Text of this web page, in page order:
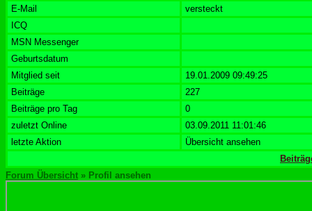
E-Mail
versteckt
ICQ
MSN Messenger
Geburtsdatum
Mitglied seit
19.01.2009 09:49:25
Beiträge
227
Beiträge pro Tag
0
zuletzt Online
03.09.2011 11:01:46
letzte Aktion
Übersicht ansehen
Forum Übersicht » Profil ansehen